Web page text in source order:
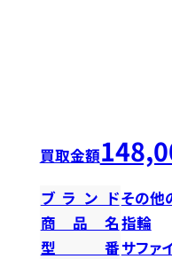
買取金額
ブランドその他
商品名指輪
型番サファ